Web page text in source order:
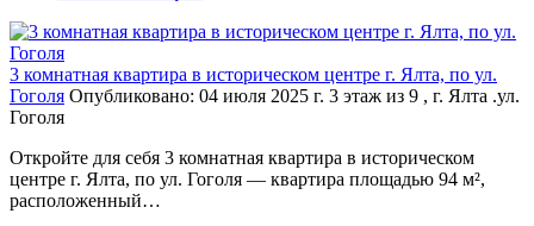
3 комнатная квартира в историческом центре г. Ялта, по ул.
Гоголя Опубликовано: 04 июля 2025 г. 3 этаж из 9 , г. Ялта .ул.
Гоголя
Откройте для себя 3 комнатная квартира в историческом
центре г. Ялта, по ул. Гоголя — квартира площадью 94 м²,
расположенный…